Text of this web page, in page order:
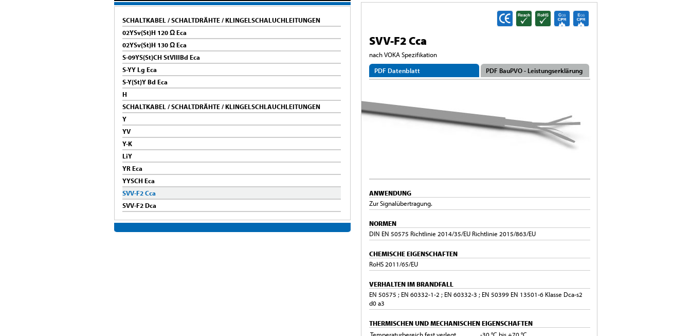
SCHALTKABEL / SCHALTDRÄHTE / KLINGELSCHALUCHLEITUNGEN
02YSv(St)H 120 Ω Eca
02YSv(St)H 130 Ω Eca
S-09YS(St)CH StVIIIBd Eca
S-YY Lg Eca
S-Y(St)Y Bd Eca
H
SCHALTKABEL / SCHALTDRÄHTE / KLINGELSCHLAUCHLEITUNGEN
Y
YV
Y-K
LiY
YR Eca
YYSCH Eca
SVV-F2 Cca
SVV-F2 Dca
SVV-F2 Cca
nach VOKA Spezifikation
PDF Datenblatt
PDF BauPVO - Leistungserklärung
ANWENDUNG
Zur Signalübertragung.
NORMEN
DIN EN 50575 Richtlinie 2014/35/EU Richtlinie 2015/863/EU
CHEMISCHE EIGENSCHAFTEN
RoHS 2011/65/EU
VERHALTEN IM BRANDFALL
EN 50575 ; EN 60332-1-2 ; EN 60332-3 ; EN 50399 EN 13501-6 Klasse Dca-s2
d0 a3
THERMISCHEN UND MECHANISCHEN EIGENSCHAFTEN